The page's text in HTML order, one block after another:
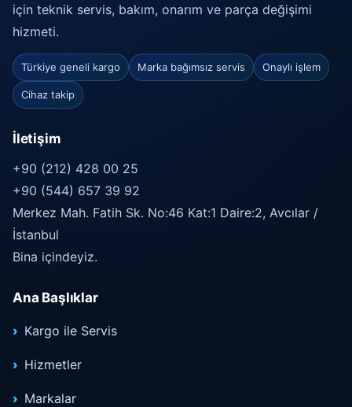
için teknik servis, bakım, onarım ve parça değişimi
hizmeti.
Türkiye geneli kargo Marka bağımsız servis Onaylı işlem
Cihaz takip
İletişim
+90 (212) 428 00 25
+90 (544) 657 39 92
Merkez Mah. Fatih Sk. No:46 Kat:1 Daire:2, Avcılar /
İstanbul
Bina içindeyiz.
Ana Başlıklar
Kargo ile Servis
Hizmetler
Markalar